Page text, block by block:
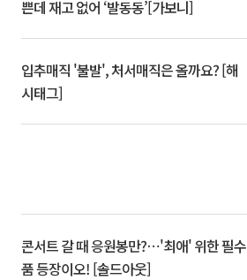
쁜데 재고 없어 ‘발동동’[가보니]
입추매직 '불발', 처서매직은 올까요? [해
시태그]
콘서트 갈 때 응원봉만?⋯'최애' 위한 필수
품 등장이오! [솔드아웃]